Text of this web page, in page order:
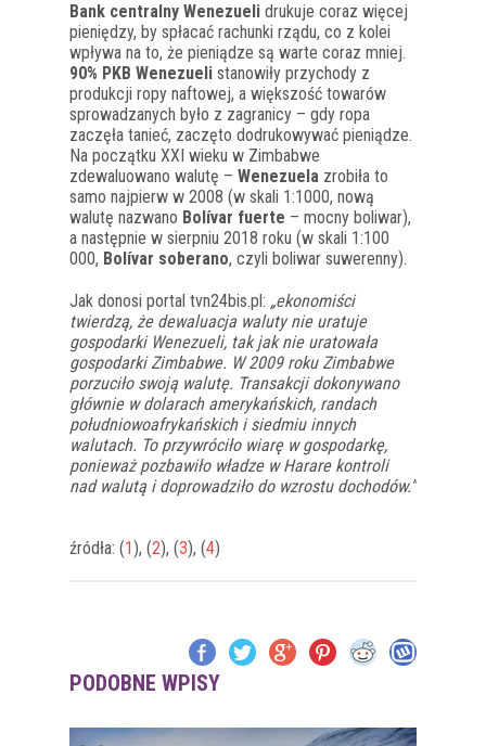
Bank centralny Wenezueli drukuje coraz więcej
pieniędzy, by spłacać rachunki rządu, co z kolei
wpływa na to, że pieniądze są warte coraz mniej.
90% PKB Wenezueli stanowiły przychody z
produkcji ropy naftowej, a większość towarów
sprowadzanych było z zagranicy – gdy ropa
zaczęła tanieć, zaczęto dodrukowywać pieniądze.
Na początku XXI wieku w Zimbabwe
zdewaluowano walutę – Wenezuela zrobiła to
samo najpierw w 2008 (w skali 1:1000, nową
walutę nazwano Bolívar fuerte – mocny boliwar),
a następnie w sierpniu 2018 roku (w skali 1:100
000, Bolívar soberano, czyli boliwar suwerenny).
Jak donosi portal tvn24bis.pl: „ekonomiści
twierdzą, że dewaluacja waluty nie uratuje
gospodarki Wenezueli, tak jak nie uratowała
gospodarki Zimbabwe. W 2009 roku Zimbabwe
porzuciło swoją walutę. Transakcji dokonywano
głównie w dolarach amerykańskich, randach
południowoafrykańskich i siedmiu innych
walutach. To przywróciło wiarę w gospodarkę,
ponieważ pozbawiło władze w Harare kontroli
nad walutą i doprowadziło do wzrostu dochodów.”
źródła: (1 ), (2), (3), (4)
PODOBNE WPISY